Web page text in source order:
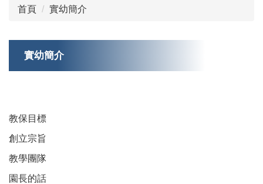
首頁 實幼簡介
實幼簡介
教保目標
創立宗旨
教學團隊
園長的話